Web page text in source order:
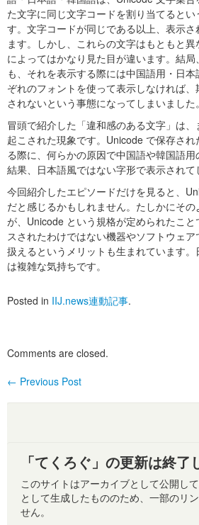
た文字に同じ文字コードを割り当てると
す。文字コードが同じである以上、表示さ
ます。しかし、これらの文字はもともと
によってはかなり見た目が違います。結
も、それを表示する際には中国語用・日
ぞれのフォントを使って表示しなければ
されないという事態になってしまいました。
冒頭で紹介した「違和感のある文字」は
起こされた現象です。Unicode で保存さ
る際に、何らかの原因で中国語や韓国語
結果、日本語風ではない字形で表示されて
今回紹介したエピソードだけを見ると、
だと感じるかもしれません。たしかにそ
が、Unicode という規格が定められたこ
スされたわけではない機器やソフトウェ
扱えるというメリットも生まれています
は複雑な気持ちです。
Posted in IIJ.news連動記事.
Comments are closed.
← Previous Post
「てくろぐ」の更新は終了
このサイトはアーカイブとして公開し
として生成したもののため、一部のリ
せん。